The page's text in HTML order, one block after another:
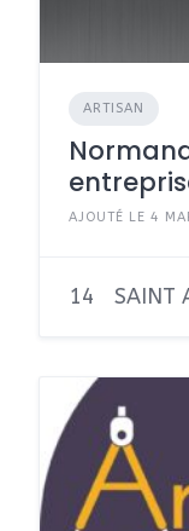
ARTISAN
AJOUTÉ LE 4
14 SAINT